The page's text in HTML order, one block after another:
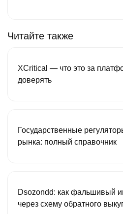
Читайте также
XCritical — что это за
доверять
Государственные
рынка: полный справочник
Dsozondd: как фальшивый
через схему обратного